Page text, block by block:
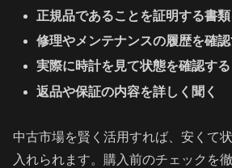
正規品であることを証明する書
修理やメンテナンスの履歴を確
実際に時計を見て状態を確認する
返品や保証の内容を詳しく聞く
中古市場を賢く活用すれば、安くて
入れられます。購入前のチェックを